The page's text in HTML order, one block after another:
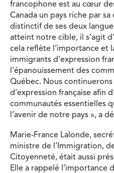
francophone est au cœur
Canada un pays riche par
distinctif de ses deux
atteint notre cible, il s’agit
cela reflète l’importance et
immigrants d’expression
l’épanouissement des
Québec. Nous
d’expression française afin
communautés essentielles
l’avenir de notre pays », a
Marie-France Lalonde,
ministre de l’Immigration,
Citoyenneté, était aussi
Elle a rappelé l’importance